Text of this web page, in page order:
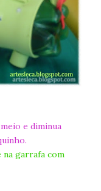
e diminua
na garrafa com